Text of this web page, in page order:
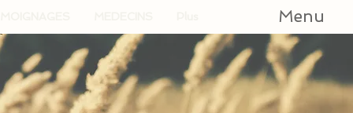
Menu